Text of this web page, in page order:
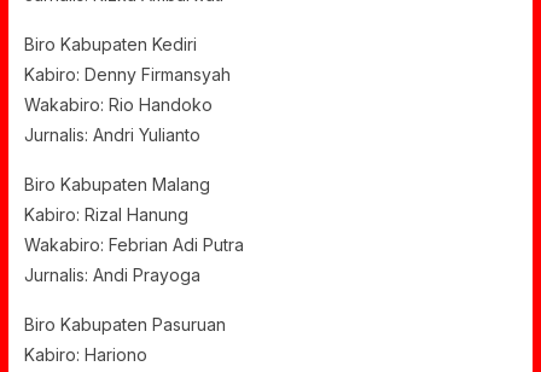
Biro Kabupaten Kediri
Kabiro: Denny Firmansyah
Wakabiro: Rio Handoko
Jurnalis: Andri Yulianto
Biro Kabupaten Malang
Kabiro: Rizal Hanung
Wakabiro: Febrian Adi Putra
Jurnalis: Andi Prayoga
Biro Kabupaten Pasuruan
Kabiro: Hariono